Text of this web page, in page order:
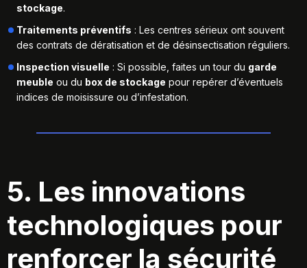
stockage.
Traitements préventifs : Les centres sérieux ont souvent
des contrats de dératisation et de désinsectisation réguliers.
Inspection visuelle : Si possible, faites un tour du garde
meuble ou du box de stockage pour repérer d’éventuels
indices de moisissure ou d’infestation.
5. Les innovations
technologiques pour
renforcer la sécurité